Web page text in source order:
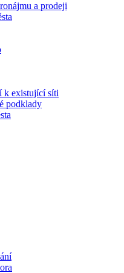
a prodeji
k existující síti
podklady